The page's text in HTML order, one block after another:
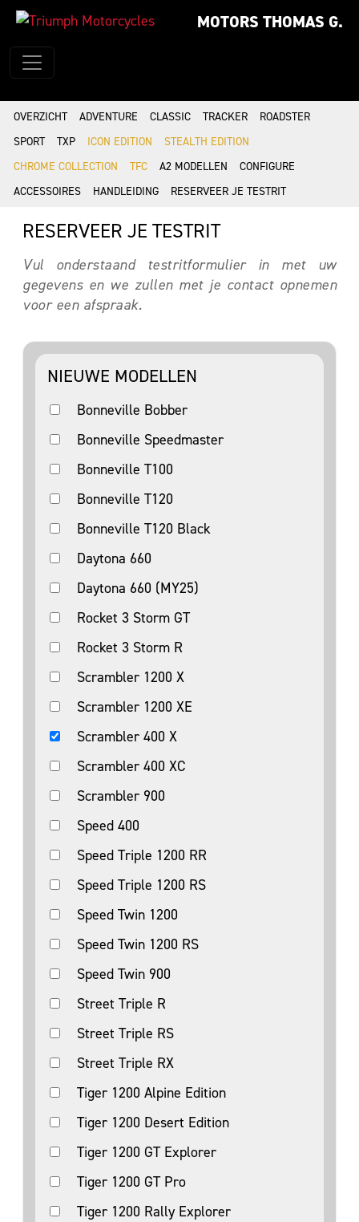
MOTORS THOMAS G.
OVERZICHT ADVENTURE CLASSIC TRACKER
ROADSTER
SPORT
TXP ICON EDITION
STEALTH EDITION
CHROME COLLECTION
TFC A2 MODELLEN
CONFIGURE
ACCESSOIRES
HANDLEIDING RESERVEER JE TESTRIT
RESERVEER JE TESTRIT
Vul onderstaand testritformulier in met uw
gegevens en we zullen met je contact opnemen
voor een afspraak.
NIEUWE MODELLEN
Bonneville Bobber
Bonneville Speedmaster
Bonneville T100
Bonneville T120
Bonneville T120 Black
Daytona 660
Daytona 660 (MY25)
Rocket 3 Storm GT
Rocket 3 Storm R
Scrambler 1200 X
Scrambler 1200 XE
Scrambler 400 X
Scrambler 400 XC
Scrambler 900
Speed 400
Speed Triple 1200 RR
Speed Triple 1200 RS
Speed Twin 1200
Speed Twin 1200 RS
Speed Twin 900
Street Triple R
Street Triple RS
Street Triple RX
Tiger 1200 Alpine Edition
Tiger 1200 Desert Edition
Tiger 1200 GT Explorer
Tiger 1200 GT Pro
Tiger 1200 Rally Explorer